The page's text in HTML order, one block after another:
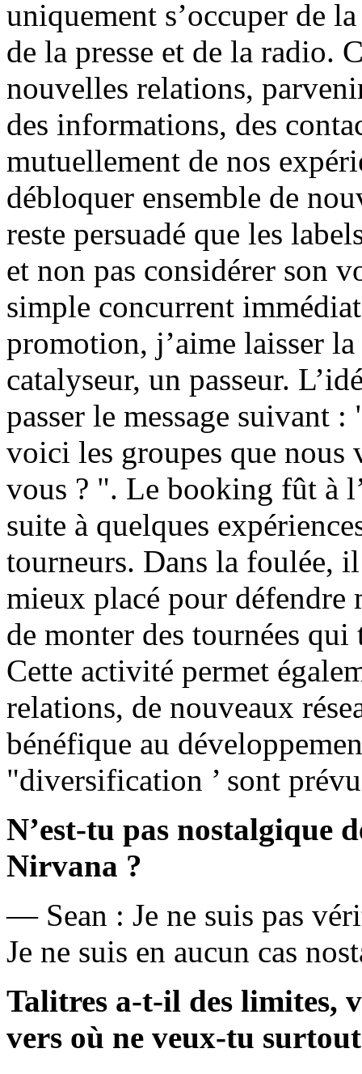
uniquement s’occuper de
de la presse et de la radio.
nouvelles relations,
des informations, des
mutuellement de nos
débloquer ensemble de
reste persuadé que les
et non pas considérer son
simple concurrent
promotion, j’aime laisser
catalyseur, un passeur.
passer le message suivant
voici les groupes que nous
vous ? ". Le booking fût à
suite à quelques
tourneurs. Dans la foulée,
mieux placé pour défendre
de monter des tournées
Cette activité permet
relations, de nouveaux
bénéfique au
"diversification ’ sont
N’est-tu pas nostalgique
Nirvana ?
— Sean : Je ne suis pas
Je ne suis en aucun cas
Talitres a-t-il des limites,
vers où ne veux-tu